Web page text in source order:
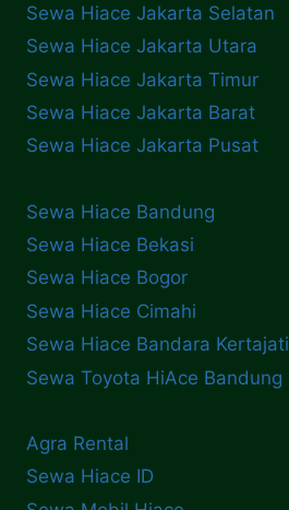
Sewa Hiace Jakarta Selatan
Sewa Hiace Jakarta Utara
Sewa Hiace Jakarta Timur
Sewa Hiace Jakarta Barat
Sewa Hiace Jakarta Pusat
Sewa Hiace Bandung
Sewa Hiace Bekasi
Sewa Hiace Bogor
Sewa Hiace Cimahi
Sewa Hiace Bandara Kertajati
Sewa Toyota HiAce Bandung
Agra Rental
Sewa Hiace ID